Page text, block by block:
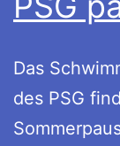
Das
des PSG